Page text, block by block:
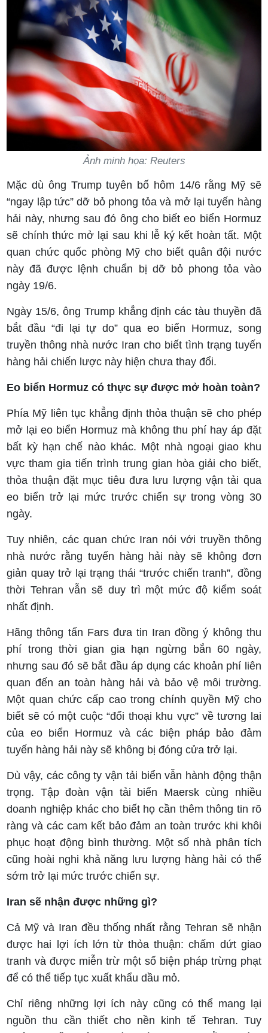
Ảnh minh họa: Reuters
Mặc dù ông Trump tuyên bố hôm 14/6 rằng Mỹ sẽ
“ngay lập tức” dỡ bỏ phong tỏa và mở lại tuyến hàng
hải này, nhưng sau đó ông cho biết eo biển Hormuz
sẽ chính thức mở lại sau khi lễ ký kết hoàn tất. Một
quan chức quốc phòng Mỹ cho biết quân đội nước
này đã được lệnh chuẩn bị dỡ bỏ phong tỏa vào
ngày 19/6.
Ngày 15/6, ông Trump khẳng định các tàu thuyền đã
bắt đầu “đi lại tự do” qua eo biển Hormuz, song
truyền thông nhà nước Iran cho biết tình trạng tuyến
hàng hải chiến lược này hiện chưa thay đổi.
Eo biển Hormuz có thực sự được mở hoàn toàn?
Phía Mỹ liên tục khẳng định thỏa thuận sẽ cho phép
mở lại eo biển Hormuz mà không thu phí hay áp đặt
bất kỳ hạn chế nào khác. Một nhà ngoại giao khu
vực tham gia tiến trình trung gian hòa giải cho biết,
thỏa thuận đặt mục tiêu đưa lưu lượng vận tải qua
eo biển trở lại mức trước chiến sự trong vòng 30
ngày.
Tuy nhiên, các quan chức Iran nói với truyền thông
nhà nước rằng tuyến hàng hải này sẽ không đơn
giản quay trở lại trạng thái “trước chiến tranh”, đồng
thời Tehran vẫn sẽ duy trì một mức độ kiểm soát
nhất định.
Hãng thông tấn Fars đưa tin Iran đồng ý không thu
phí trong thời gian gia hạn ngừng bắn 60 ngày,
nhưng sau đó sẽ bắt đầu áp dụng các khoản phí liên
quan đến an toàn hàng hải và bảo vệ môi trường.
Một quan chức cấp cao trong chính quyền Mỹ cho
biết sẽ có một cuộc “đối thoại khu vực” về tương lai
của eo biển Hormuz và các biện pháp bảo đảm
tuyến hàng hải này sẽ không bị đóng cửa trở lại.
Dù vậy, các công ty vận tải biển vẫn hành động thận
trọng. Tập đoàn vận tải biển Maersk cùng nhiều
doanh nghiệp khác cho biết họ cần thêm thông tin rõ
ràng và các cam kết bảo đảm an toàn trước khi khôi
phục hoạt động bình thường. Một số nhà phân tích
cũng hoài nghi khả năng lưu lượng hàng hải có thể
sớm trở lại mức trước chiến sự.
Iran sẽ nhận được những gì?
Cả Mỹ và Iran đều thống nhất rằng Tehran sẽ nhận
được hai lợi ích lớn từ thỏa thuận: chấm dứt giao
tranh và được miễn trừ một số biện pháp trừng phạt
để có thể tiếp tục xuất khẩu dầu mỏ.
Chỉ riêng những lợi ích này cũng có thể mang lại
nguồn thu cần thiết cho nền kinh tế Tehran. Tuy